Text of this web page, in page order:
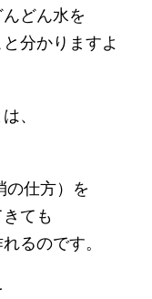
どん水を
分かりますよ
、
の仕方）を
ても
るのです。